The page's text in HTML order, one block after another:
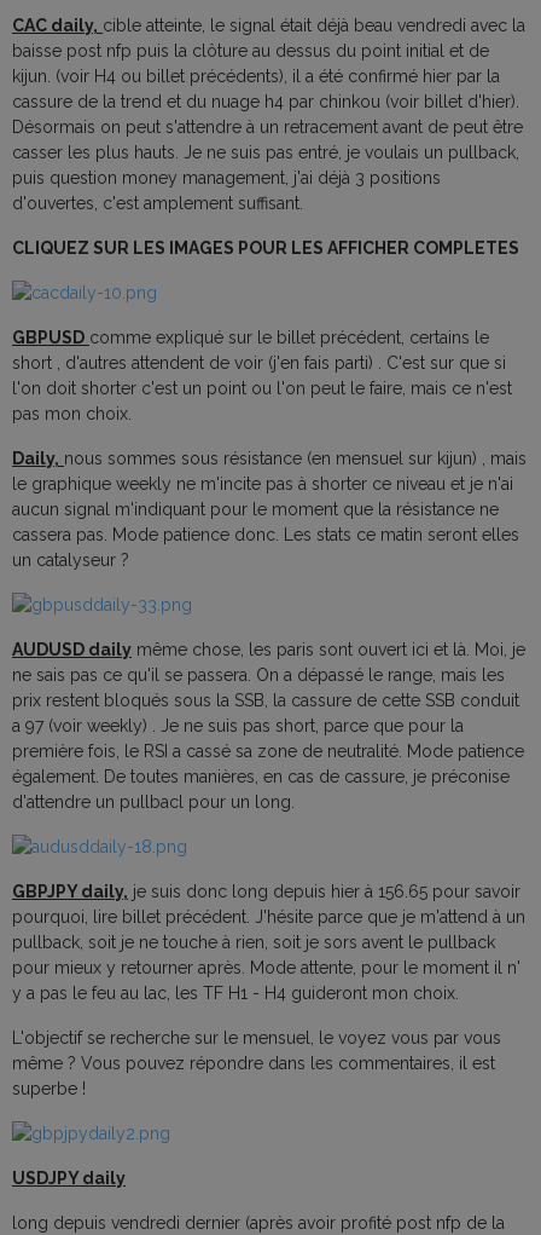
CAC daily, cible atteinte, le signal était déjà beau vendredi avec la
baisse post nfp puis la clôture au dessus du point initial et de
kijun. (voir H4 ou billet précédents), il a été confirmé hier par la
cassure de la trend et du nuage h4 par chinkou (voir billet d'hier).
Désormais on peut s'attendre à un retracement avant de peut être
casser les plus hauts. Je ne suis pas entré, je voulais un pullback,
puis question money management, j'ai déjà 3 positions
d'ouvertes, c'est amplement suffisant.
CLIQUEZ SUR LES IMAGES POUR LES AFFICHER COMPLETES
GBPUSD comme expliqué sur le billet précédent, certains le
short , d'autres attendent de voir (j'en fais parti) . C'est sur que si
l'on doit shorter c'est un point ou l'on peut le faire, mais ce n'est
pas mon choix.
Daily, nous sommes sous résistance (en mensuel sur kijun) , mais
le graphique weekly ne m'incite pas à shorter ce niveau et je n'ai
aucun signal m'indiquant pour le moment que la résistance ne
cassera pas. Mode patience donc. Les stats ce matin seront elles
un catalyseur ?
AUDUSD daily même chose, les paris sont ouvert ici et là. Moi, je
ne sais pas ce qu'il se passera. On a dépassé le range, mais les
prix restent bloqués sous la SSB, la cassure de cette SSB conduit
a 97 (voir weekly) . Je ne suis pas short, parce que pour la
première fois, le RSI a cassé sa zone de neutralité. Mode patience
également. De toutes manières, en cas de cassure, je préconise
d'attendre un pullbacl pour un long.
GBPJPY daily, je suis donc long depuis hier à 156.65 pour savoir
pourquoi, lire billet précédent. J'hésite parce que je m'attend à un
pullback, soit je ne touche à rien, soit je sors avent le pullback
pour mieux y retourner après. Mode attente, pour le moment il n'
y a pas le feu au lac, les TF H1 - H4 guideront mon choix.
L'objectif se recherche sur le mensuel, le voyez vous par vous
même ? Vous pouvez répondre dans les commentaires, il est
superbe !
USDJPY daily
long depuis vendredi dernier (après avoir profité post nfp de la